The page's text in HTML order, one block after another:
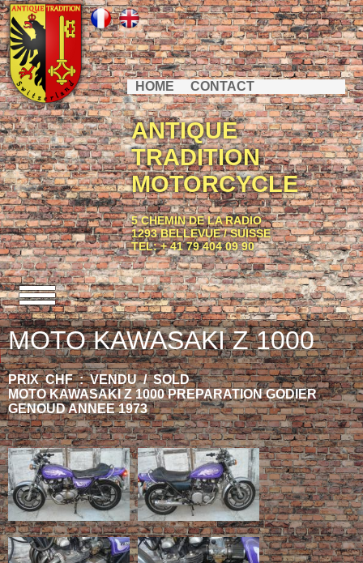
HOME CONTACT
ANTIQUE
TRADITION
MOTORCYCLE
5 CHEMIN DE LA RADIO
1293 BELLEVUE / SUISSE
TEL: + 41 79 404 09 90
MOTO KAWASAKI Z 1000
PRIX CHF : VENDU / SOLD
MOTO KAWASAKI Z 1000 PREPARATION GODIER
GENOUD ANNEE 1973